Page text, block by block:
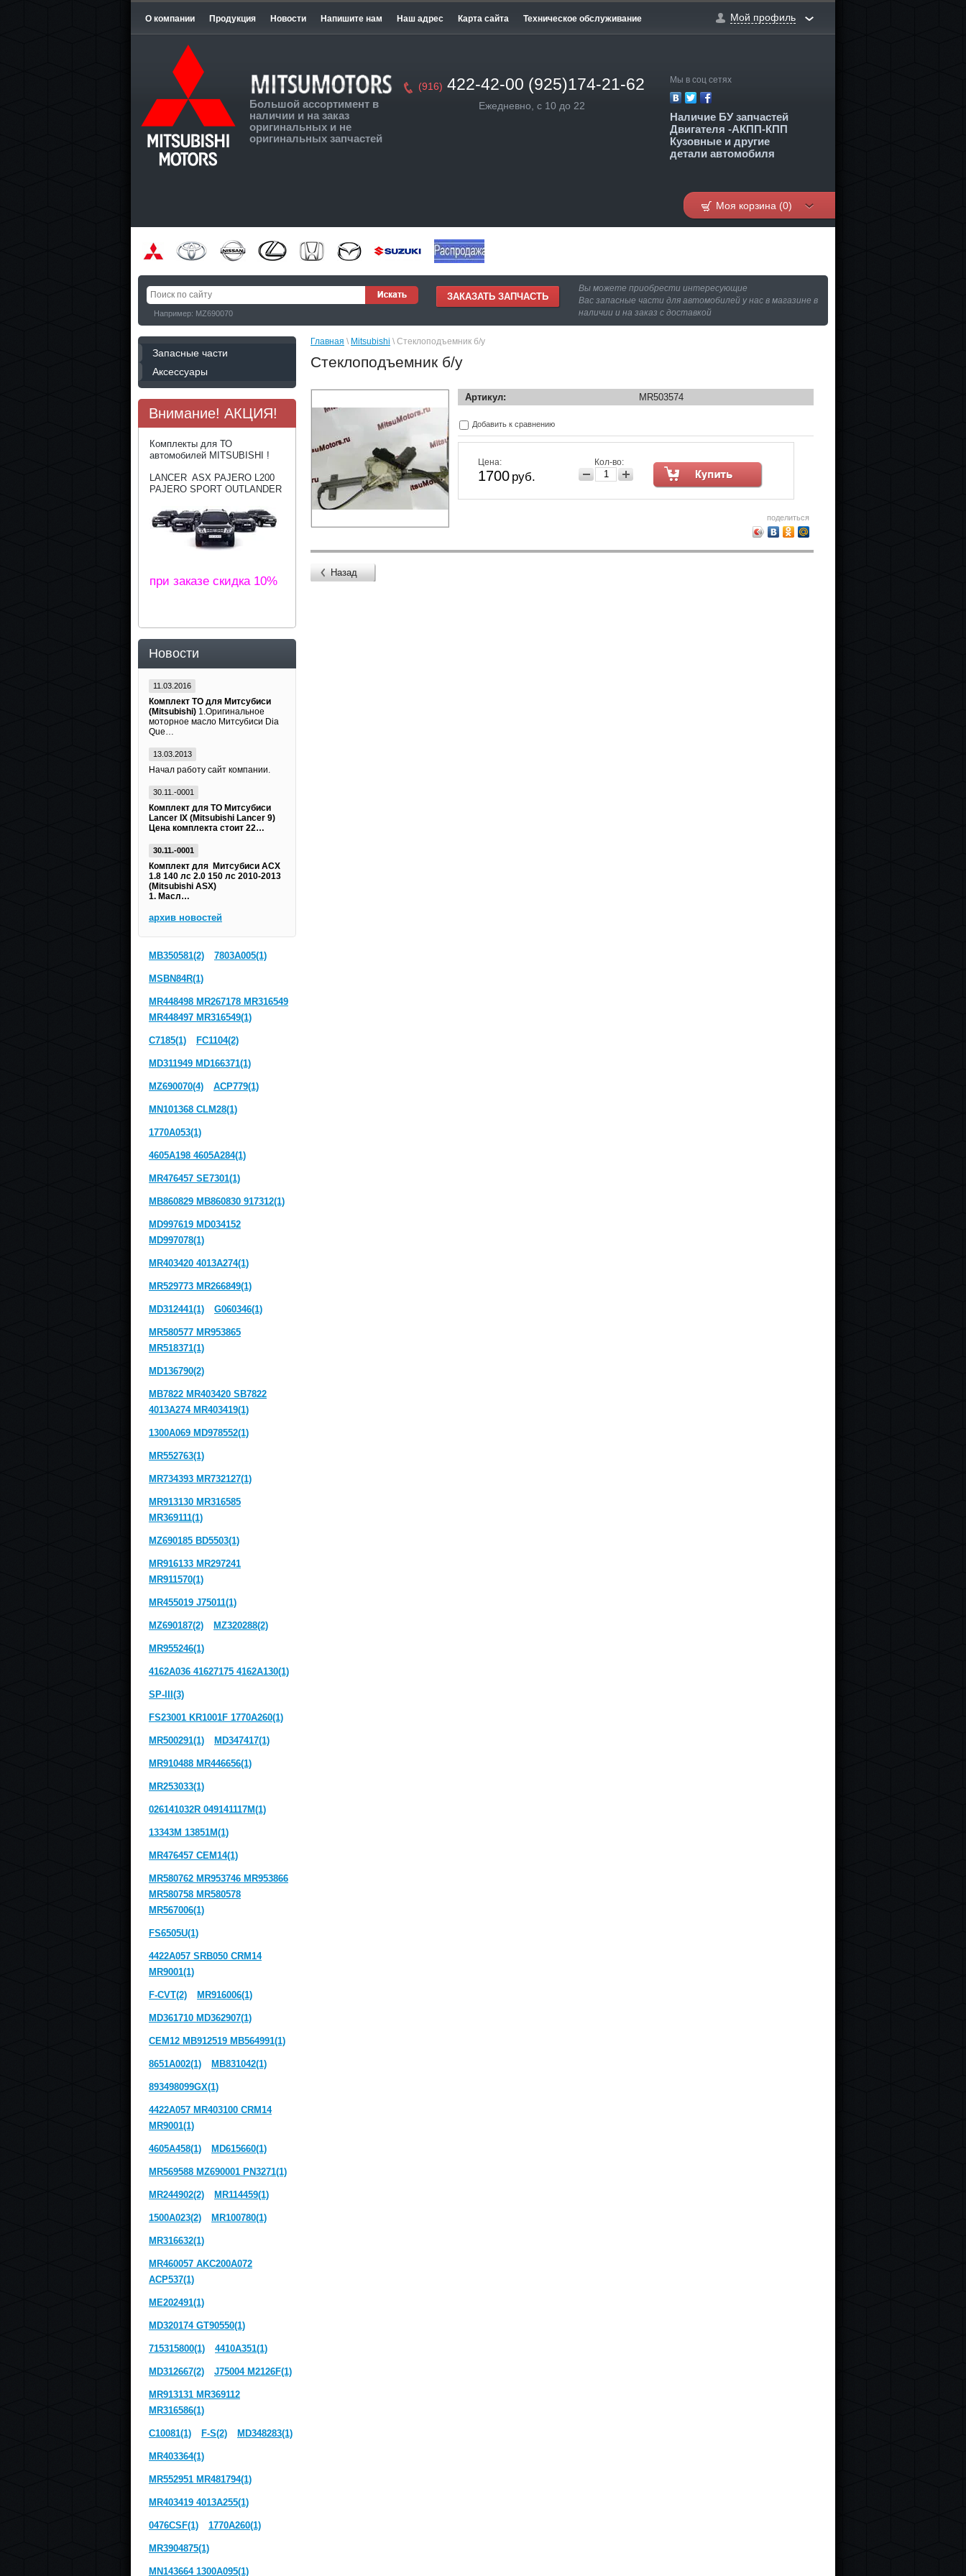
О компании Продукция Новости Напишите нам Наш адрес Карта сайта Техническое обслуживание Мой профиль
Большой ассортимент в
наличии и на заказ
оригинальных и не
оригинальных запчастей
(916) 422-42-00 (925)174-21-62
Ежедневно, с 10 до 22
Мы в соц сетях
Наличие БУ запчастей
Двигателя -АКПП-КПП
Кузовные и другие
детали автомобиля
Моя корзина (0)
Например: MZ690070
ЗАКАЗАТЬ ЗАПЧАСТЬ
Вы можете приобрести интересующие
Вас запасные части для автомобилей у нас в магазине в
наличии и на заказ с доставкой
Запасные части
Аксессуары
Внимание! АКЦИЯ!
Комплекты для ТО
автомобилей MITSUBISHI !
LANCER ASX PAJERO L200
PAJERO SPORT OUTLANDER
при заказе скидка 10%
Новости
11.03.2016
Комплект ТО для Митсубиси
(Mitsubishi) 1.Оригинальное
моторное масло Митсубиси Dia
Que…
13.03.2013
Начал работу сайт компании.
30.11.-0001
Комплект для ТО Митсубиси
Lancer IX (Mitsubishi Lancer 9)
Цена комплекта стоит 22…
30.11.-0001
Комплект для Митсубиси АСХ
1.8 140 лс 2.0 150 лс 2010-2013
(Mitsubishi ASX)
1. Масл…
архив новостей
MB350581(2) 7803A005(1)
MSBN84R(1)
MR448498 MR267178 MR316549
MR448497 MR316549(1)
C7185(1) FC1104(2)
MD311949 MD166371(1)
MZ690070(4) ACP779(1)
MN101368 CLM28(1)
1770A053(1)
4605A198 4605A284(1)
MR476457 SE7301(1)
MB860829 MB860830 917312(1)
MD997619 MD034152
MD997078(1)
MR403420 4013A274(1)
MR529773 MR266849(1)
MD312441(1) G060346(1)
MR580577 MR953865
MR518371(1)
MD136790(2)
MB7822 MR403420 SB7822
4013A274 MR403419(1)
1300A069 MD978552(1)
MR552763(1)
MR734393 MR732127(1)
MR913130 MR316585
MR369111(1)
MZ690185 BD5503(1)
MR916133 MR297241
MR911570(1)
MR455019 J75011(1)
MZ690187(2) MZ320288(2)
MR955246(1)
4162A036 41627175 4162A130(1)
SP-III(3)
FS23001 KR1001F 1770A260(1)
MR500291(1) MD347417(1)
MR910488 MR446656(1)
MR253033(1)
026141032R 049141117M(1)
13343M 13851M(1)
MR476457 CEM14(1)
MR580762 MR953746 MR953866
MR580758 MR580578
MR567006(1)
FS6505U(1)
4422A057 SRB050 CRM14
MR9001(1)
F-CVT(2) MR916006(1)
MD361710 MD362907(1)
CEM12 MB912519 MB564991(1)
8651A002(1) MB831042(1)
893498099GX(1)
4422A057 MR403100 CRM14
MR9001(1)
4605A458(1) MD615660(1)
MR569588 MZ690001 PN3271(1)
MR244902(2) MR114459(1)
1500A023(2) MR100780(1)
MR316632(1)
MR460057 AKC200A072
ACP537(1)
ME202491(1)
MD320174 GT90550(1)
715315800(1) 4410A351(1)
MD312667(2) J75004 M2126F(1)
MR913131 MR369112
MR316586(1)
C10081(1) F-S(2) MD348283(1)
MR403364(1)
MR552951 MR481794(1)
MR403419 4013A255(1)
0476CSF(1) 1770A260(1)
MR3904875(1)
MN143664 1300A095(1)
Главная \ Mitsubishi \ Стеклоподъемник б/у
Стеклоподъемник б/у
Артикул: MR503574
Добавить к сравнению
Цена:
1700 руб.
Кол-во:
поделиться
Назад